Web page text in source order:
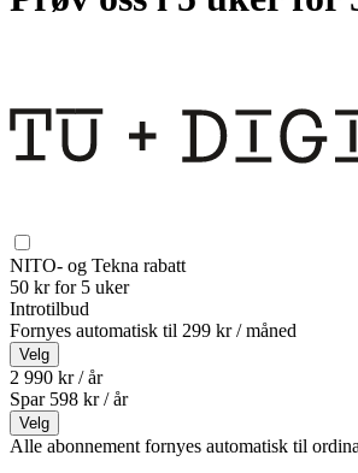
NITO- og Tekna rabatt
50 kr for 5 uker
Introtilbud
Fornyes automatisk til 299 kr / måned
Velg
2 990 kr / år
Spar 598 kr /år
Velg
Alle abonnement fornyes automatisk til